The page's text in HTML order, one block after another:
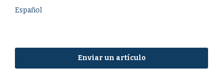
Español
Enviar un artículo